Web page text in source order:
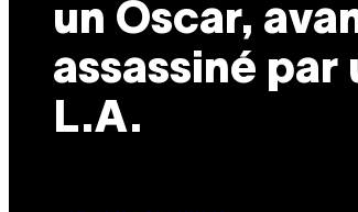
un Oscar,
assassiné par
L.A.